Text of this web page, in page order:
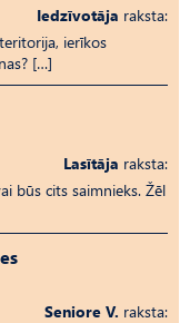
Iedzīvotāja raksta:
ierīkos
[…]
Lasītāja raksta:
būs cits saimnieks. Žēl
Seniore V. raksta: